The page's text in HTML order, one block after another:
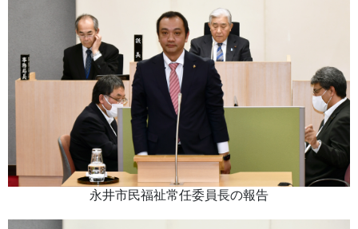
永井市民福祉常任委員長の報告